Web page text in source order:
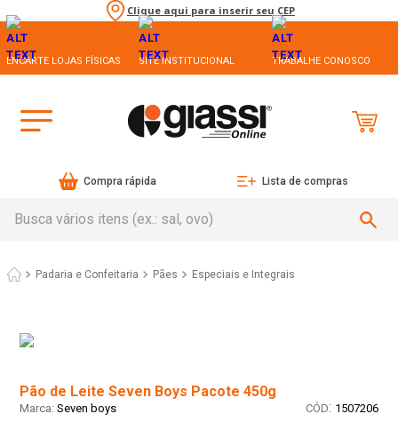
Clique aqui para inserir seu CEP
ENCARTE LOJAS FÍSICAS SITE INSTITUCIONAL TRABALHE CONOSCO
Compra rápida Lista de compras
Padaria e Confeitaria Pães Especiais e Integrais
Pão de Leite Seven Boys Pacote 450g
Seven boys : 1507206